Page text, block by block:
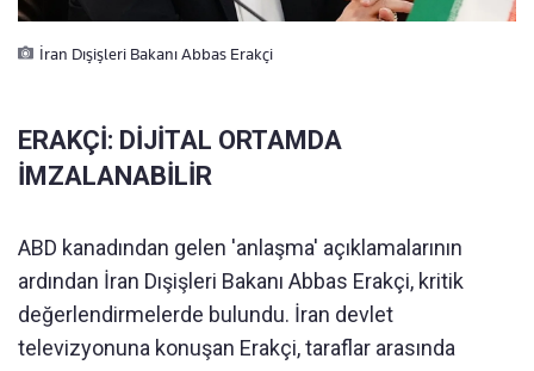
İran Dışişleri Bakanı Abbas Erakçi
ERAKÇİ: DİJİTAL ORTAMDA
İMZALANABİLİR
ABD kanadından gelen 'anlaşma' açıklamalarının
ardından İran Dışişleri Bakanı Abbas Erakçi, kritik
değerlendirmelerde bulundu. İran devlet
televizyonuna konuşan Erakçi, taraflar arasında